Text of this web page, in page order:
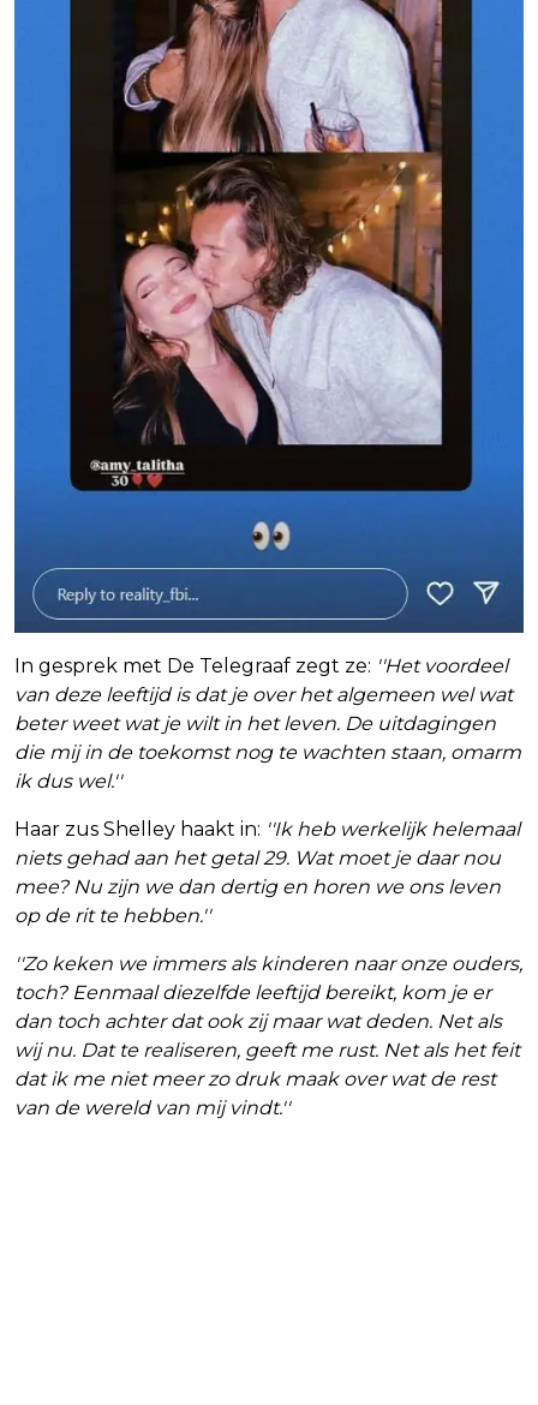
In gesprek met De Telegraaf zegt ze: ''Het voordeel
van deze leeftijd is dat je over het algemeen wel wat
beter weet wat je wilt in het leven. De uitdagingen
die mij in de toekomst nog te wachten staan, omarm
ik dus wel.''
Haar zus Shelley haakt in: ''Ik heb werkelijk helemaal
niets gehad aan het getal 29. Wat moet je daar nou
mee? Nu zijn we dan dertig en horen we ons leven
op de rit te hebben.''
''Zo keken we immers als kinderen naar onze ouders,
toch? Eenmaal diezelfde leeftijd bereikt, kom je er
dan toch achter dat ook zij maar wat deden. Net als
wij nu. Dat te realiseren, geeft me rust. Net als het feit
dat ik me niet meer zo druk maak over wat de rest
van de wereld van mij vindt.''